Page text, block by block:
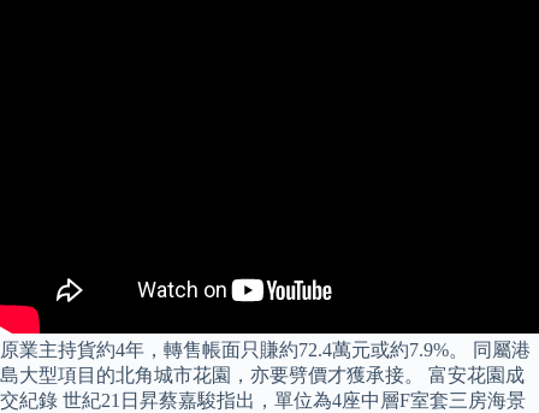
原業主持貨約4年，轉售帳面只賺約72.4萬元或約7.9%。 同屬港
島大型項目的北角城市花園，亦要劈價才獲承接。 富安花園成
交紀錄 世紀21日昇蔡嘉駿指出，單位為4座中層F室套三房海景